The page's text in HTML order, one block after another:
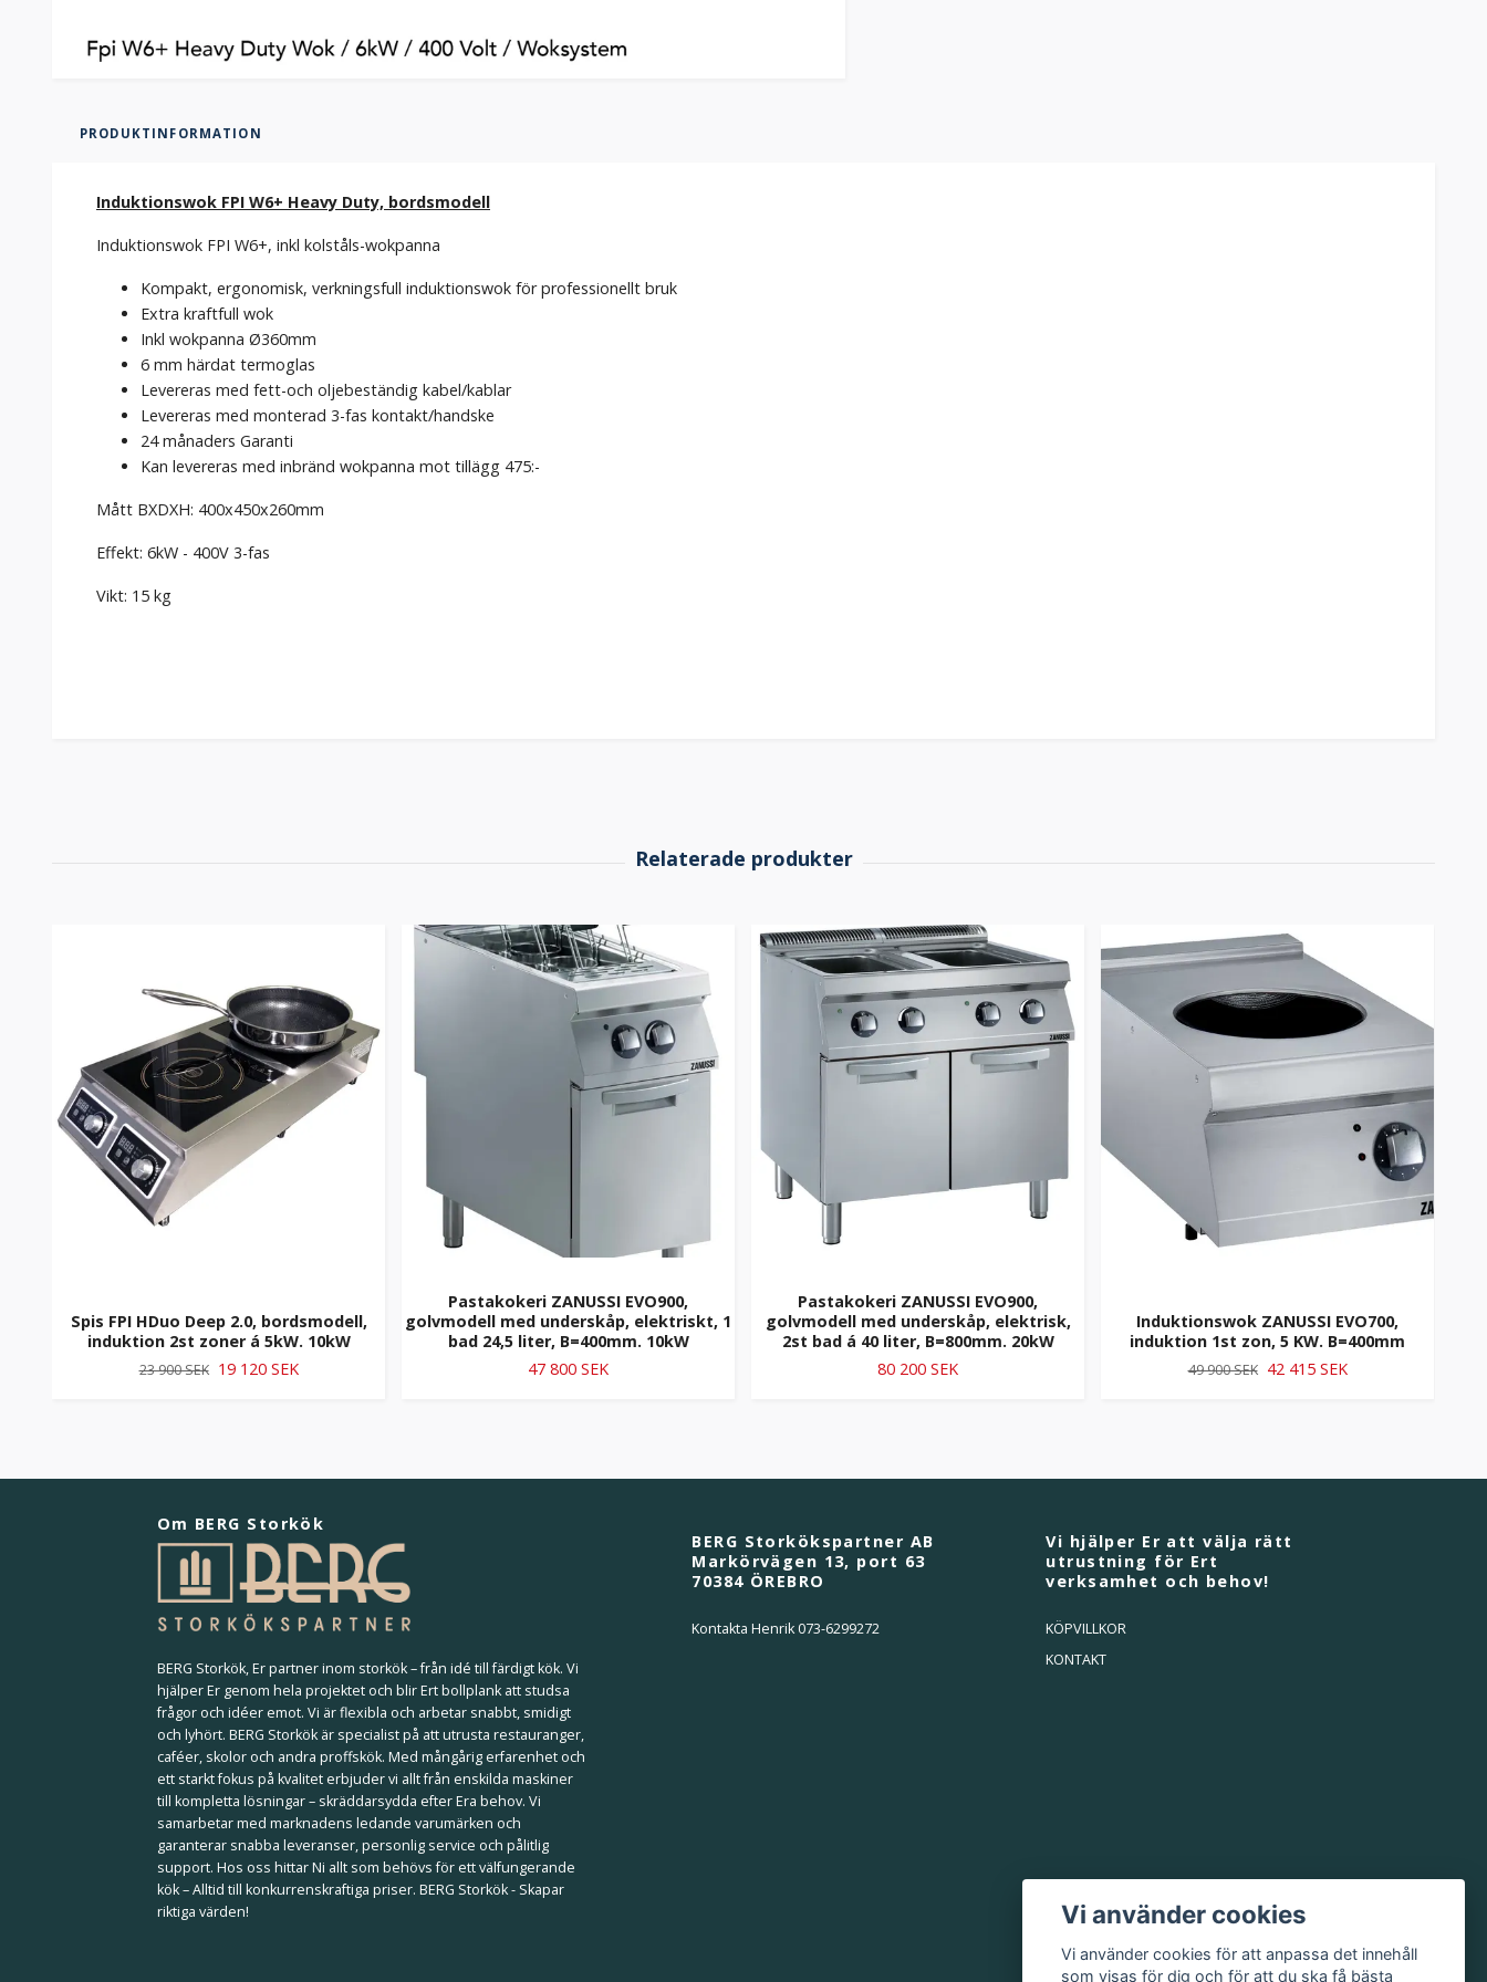
PRODUKTINFORMATION
Induktionswok FPI W6+ Heavy Duty, bordsmodell
Induktionswok FPI W6+, inkl kolståls-wokpanna
Kompakt, ergonomisk, verkningsfull induktionswok för professionellt bruk
Extra kraftfull wok
Inkl wokpanna Ø360mm
6 mm härdat termoglas
Levereras med fett-och oljebeständig kabel/kablar
Levereras med monterad 3-fas kontakt/handske
24 månaders Garanti
Kan levereras med inbränd wokpanna mot tillägg 475:-
Mått BXDXH: 400x450x260mm
Effekt: 6kW - 400V 3-fas
Vikt: 15 kg
Spis FPI HDuo Deep 2.0, bordsmodell,
induktion 2st zoner á 5kW. 10kW
23 900 SEK 19 120 SEK
Pastakokeri ZANUSSI EVO900,
golvmodell med underskåp, elektriskt, 1
bad 24,5 liter, B=400mm. 10kW
47 800 SEK
Pastakokeri ZANUSSI EVO900,
golvmodell med underskåp, elektrisk,
2st bad á 40 liter, B=800mm. 20kW
80 200 SEK
Induktionswok ZANUSSI EVO700,
induktion 1st zon, 5 KW. B=400mm
49 900 SEK 42 415 SEK
Om BERG Storkök
BERG Storkök, Er partner inom storkök – från idé till färdigt kök. Vi
hjälper Er genom hela projektet och blir Ert bollplank att studsa
frågor och idéer emot. Vi är flexibla och arbetar snabbt, smidigt
och lyhört. BERG Storkök är specialist på att utrusta restauranger,
caféer, skolor och andra proffskök. Med mångårig erfarenhet och
ett starkt fokus på kvalitet erbjuder vi allt från enskilda maskiner
till kompletta lösningar – skräddarsydda efter Era behov. Vi
samarbetar med marknadens ledande varumärken och
garanterar snabba leveranser, personlig service och pålitlig
support. Hos oss hittar Ni allt som behövs för ett välfungerande
kök – Alltid till konkurrenskraftiga priser. BERG Storkök - Skapar
riktiga värden!
BERG Storkökspartner AB
Markörvägen 13, port 63
70384 ÖREBRO
Kontakta Henrik 073-6299272
Vi hjälper Er att välja rätt
utrustning för Ert
verksamhet och behov!
KÖPVILLKOR
KONTAKT
Vi använder cookies
Vi använder cookies för att anpassa det innehåll
som visas för dig och för att du ska få bästa